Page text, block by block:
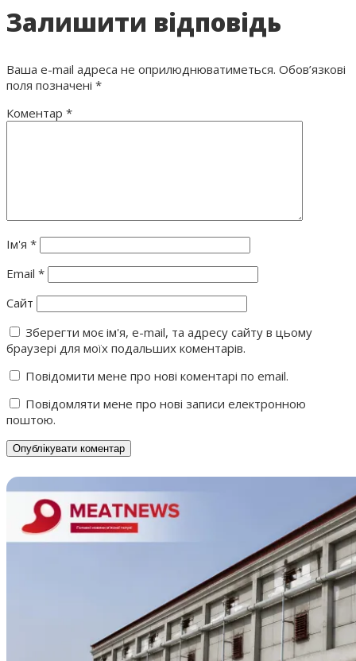
Залишити відповідь
Ваша e-mail адреса не оприлюднюватиметься. Обов’язкові
поля позначені *
Коментар *
Ім'я *
Email *
Сайт
Зберегти моє ім'я, e-mail, та адресу сайту в цьому
браузері для моїх подальших коментарів.
Повідомити мене про нові коментарі по email.
Повідомляти мене про нові записи електронною
поштою.